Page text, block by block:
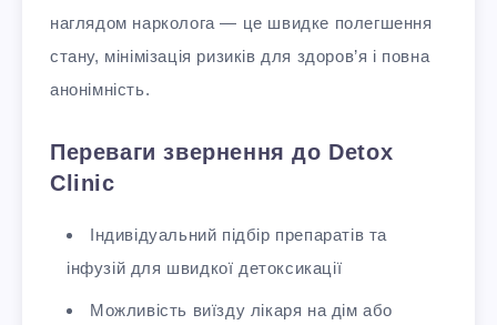
наглядом нарколога — це швидке полегшення
стану, мінімізація ризиків для здоров’я і повна
анонімність.
Переваги звернення до Detox
Clinic
Індивідуальний підбір препаратів та
інфузій для швидкої детоксикації
Можливість виїзду лікаря на дім або